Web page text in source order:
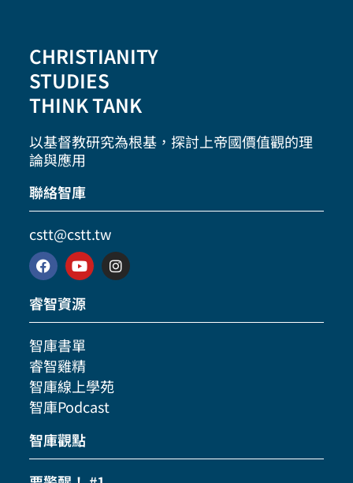
CHRISTIANITY
STUDIES
THINK TANK
以基督教研究為根基，探討上帝國價值觀的理
論與應用
聯絡智庫
cstt@cstt.tw
睿智資源
智庫書單
睿智雞精
智庫線上學苑
智庫Podcast
智庫觀點